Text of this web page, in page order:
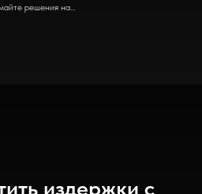
решения на...
издержки с